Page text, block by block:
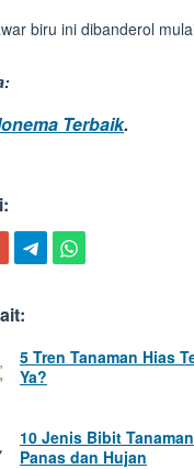
biru ini dibanderol
Terbaik.
5 Tren Tanaman Hias
Ya?
10 Jenis Bibit
Panas dan Hujan